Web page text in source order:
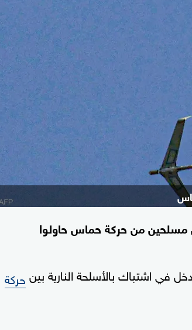
مسلحين من حركة حماس حاولوا
في اشتباك بالأسلحة النارية بين حركة